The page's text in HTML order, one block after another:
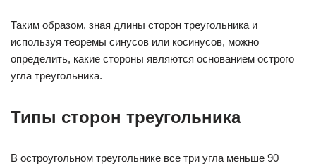
Таким образом, зная длины сторон треугольника и
используя теоремы синусов или косинусов, можно
определить, какие стороны являются основанием острого
угла треугольника.
Типы сторон треугольника
В остроугольном треугольнике все три угла меньше 90